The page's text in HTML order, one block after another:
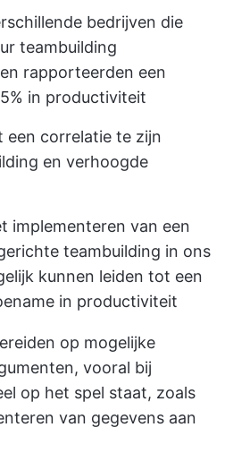
bedrijven die
teambuilding
rapporteerden een
in productiviteit
een correlatie te zijn
en verhoogde
implementeren van een
teambuilding in ons
kunnen leiden tot een
in productiviteit
op mogelijke
vooral bij
op het spel staat, zoals
van gegevens aan